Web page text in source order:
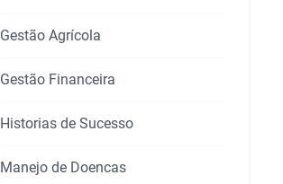
Gestão Agrícola
Gestão Financeira
Historias de Sucesso
Manejo de Doencas